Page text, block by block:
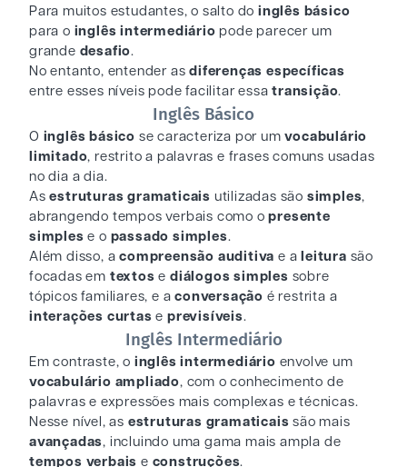
Para muitos estudantes, o salto do inglês básico
para o inglês intermediário pode parecer um
grande desafio.
No entanto, entender asdiferenças específicas
entre esses níveis pode facilitar essatransição.
Inglês Básico
O inglês básico se caracteriza por umvocabulário
limitado, restrito a palavras e frases comuns usadas
no dia a dia.
Asestruturas gramaticais utilizadas são simples,
abrangendo tempos verbais como opresente
simples e o passado simples.
Além disso, acompreensão auditivae a leitura são
focadas em textosediálogos simples sobre
tópicos familiares, e aconversação é restrita a
interações curtas eprevisíveis.
Inglês Intermediário
Em contraste, o inglês intermediário envolve um
vocabulário ampliado, com o conhecimento de
palavras e expressões mais complexas e técnicas.
Nesse nível, as estruturas gramaticais são mais
avançadas, incluindo uma gama mais ampla de
tempos verbais e construções.